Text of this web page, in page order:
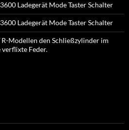
Ladegerät Mode Taster Schalter
Ladegerät Mode Taster Schalter
R-Modellen den Schließzylinder im
verflixte Feder.